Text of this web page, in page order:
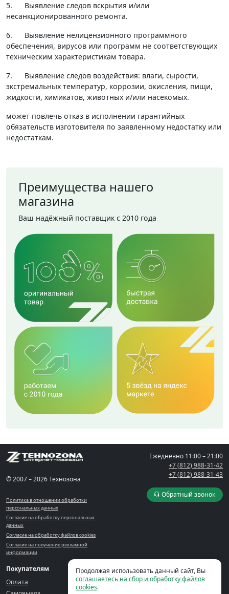
5. Выявление следов вскрытия и/или
несанкционированного ремонта.
6. Выявление нелицензионного программного
обеспечения, вирусов или программ не соответствующих
техническим характеристикам товара.
7. Выявление следов воздействия: влаги, сырости,
экстремальных температур, коррозии, окисления, пищи,
жидкости, химикатов, животных и/или насекомых.
может повлечь отказ в исполнении гарантийных
обязательств изготовителя по заявленному недостатку или
недостаткам.
Преимущества нашего
магазина
Ваш надёжный поставщик с 2010 года
© 2007 – 2026 Технозона
Политика в отношении обработки
персональных данных
Согласие на обработку персональных
данных
Согласие на обработку файлов cookies
Согласие на получение рекламной
информации
Ежедневно 11:00 – 21:00
+7 (812) 988-31-42
+7 (812) 988-31-43
Обратный звонок
Покупателям
Оплата
Компания
Контакты
Кабинет
Корзина
Продолжая использовать данный сайт, Вы
соглашаетесь на сбор и обработку файлов
cookies.